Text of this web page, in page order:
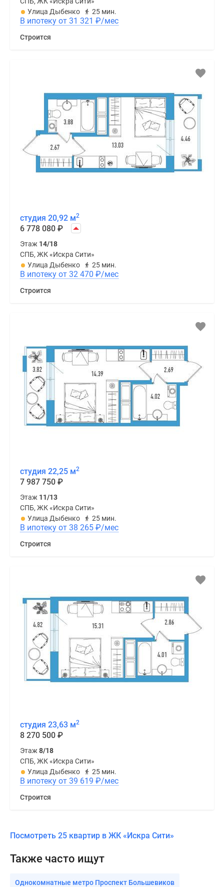
Улица Дыбенко
25 мин.
В ипотеку от 31 321 ₽/мес
Строится
студия 20,92 м2
6 778 080 ₽
Этаж 14/18
СПБ, ЖК «Искра Сити»
Улица Дыбенко
25 мин.
В ипотеку от 32 470 ₽/мес
Строится
студия 22,25 м2
7 987 750 ₽
Этаж 11/13
СПБ, ЖК «Искра Сити»
Улица Дыбенко
25 мин.
В ипотеку от 38 265 ₽/мес
Строится
студия 23,63 м2
8 270 500 ₽
Этаж8/18
СПБ, ЖК «Искра Сити»
Улица Дыбенко
25 мин.
В ипотеку от 39 619 ₽/мес
Строится
Посмотреть 25 квартир в ЖК «Искра Сити»
Также часто ищут
Однокомнатные метро Проспект Большевиков